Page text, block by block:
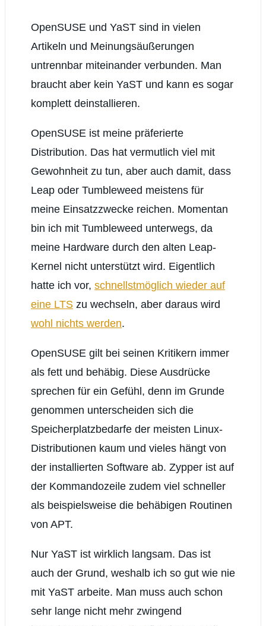
OpenSUSE und YaST sind in vielen
Artikeln und Meinungsäußerungen
untrennbar miteinander verbunden. Man
braucht aber kein YaST und kann es sogar
komplett deinstallieren.
OpenSUSE ist meine präferierte
Distribution. Das hat vermutlich viel mit
Gewohnheit zu tun, aber auch damit, dass
Leap oder Tumbleweed meistens für
meine Einsatzzwecke reichen. Momentan
bin ich mit Tumbleweed unterwegs, da
meine Hardware durch den alten Leap-
Kernel nicht unterstützt wird. Eigentlich
hatte ich vor, schnellstmöglich wieder auf
eine LTS zu wechseln, aber daraus wird
wohl nichts werden.
OpenSUSE gilt bei seinen Kritikern immer
als fett und behäbig. Diese Ausdrücke
sprechen für ein Gefühl, denn im Grunde
genommen unterscheiden sich die
Speicherplatzbedarfe der meisten Linux-
Distributionen kaum und vieles hängt von
der installierten Software ab. Zypper ist auf
der Kommandozeile zudem viel schneller
als beispielsweise die behäbigen Routinen
von APT.
Nur YaST ist wirklich langsam. Das ist
auch der Grund, weshalb ich so gut wie nie
mit YaST arbeite. Man muss auch schon
sehr lange nicht mehr zwingend